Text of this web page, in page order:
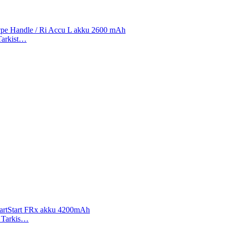
Handle / Ri Accu L akku 2600 mAh
FRx akku 4200mAh
Tarkis…